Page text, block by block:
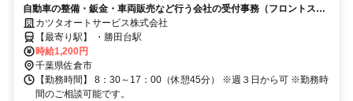
自動車の整備・鈑金・車両販売など行う会社の受付事務（フロントスタ
ッフ）募集！ ■未経験OK！ ■残業ほぼなし！ ■車に詳しくなくてもOK！
■週3日からOK！ ■パソコンが苦手な方でも大丈夫です！
カツタオートサービス株式会社
【最寄り駅】 ・勝田台駅
時給1,200円
千葉県佐倉市
【勤務時間】 8：30～17：00（休憩45分） ※週３日から可 ※勤務時
間のご相談可能です。